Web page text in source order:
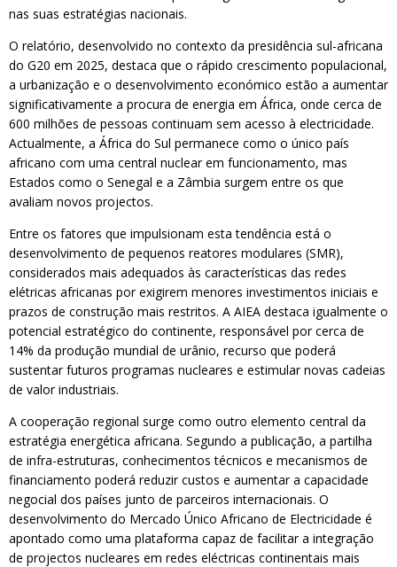
nas suas estratégias nacionais.
O relatório, desenvolvido no contexto da presidência sul-africana
do G20 em 2025, destaca que o rápido crescimento populacional,
a urbanização e o desenvolvimento económico estão a aumentar
significativamente a procura de energia em África, onde cerca de
600 milhões de pessoas continuam sem acesso à electricidade.
Actualmente, a África do Sul permanece como o único país
africano com uma central nuclear em funcionamento, mas
Estados como o Senegal e a Zâmbia surgem entre os que
avaliam novos projectos.
Entre os fatores que impulsionam esta tendência está o
desenvolvimento de pequenos reatores modulares (SMR),
considerados mais adequados às características das redes
elétricas africanas por exigirem menores investimentos iniciais e
prazos de construção mais restritos. A AIEA destaca igualmente o
potencial estratégico do continente, responsável por cerca de
14% da produção mundial de urânio, recurso que poderá
sustentar futuros programas nucleares e estimular novas cadeias
de valor industriais.
A cooperação regional surge como outro elemento central da
estratégia energética africana. Segundo a publicação, a partilha
de infra-estruturas, conhecimentos técnicos e mecanismos de
financiamento poderá reduzir custos e aumentar a capacidade
negocial dos países junto de parceiros internacionais. O
desenvolvimento do Mercado Único Africano de Electricidade é
apontado como uma plataforma capaz de facilitar a integração
de projectos nucleares em redes eléctricas continentais mais